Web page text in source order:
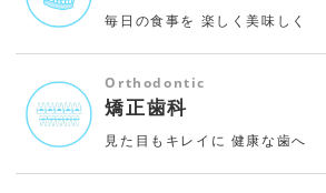
毎日の食事を 楽しく美味しく
Orthodontic
矯正歯科
見た目もキレイに 健康な歯へ